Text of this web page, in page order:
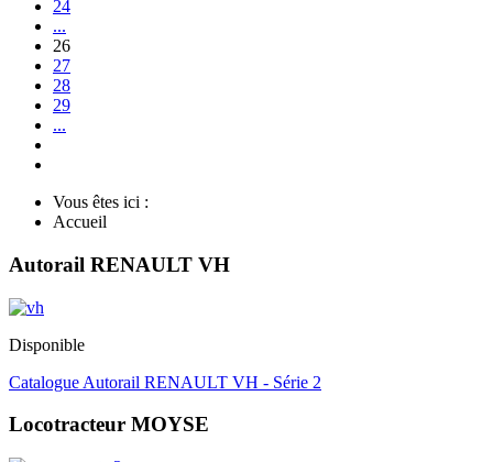
24
...
26
27
28
29
...
Vous êtes ici :
Accueil
Autorail RENAULT VH
Disponible
Catalogue Autorail RENAULT VH - Série 2
Locotracteur MOYSE